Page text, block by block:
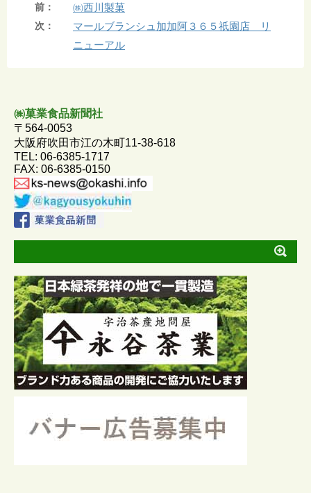
c
o
k
n
e
前： ㈱西川製菓
次：
マールブランシュ加加阿３６５祇園店 リ
ニューアル
㈱菓業食品新聞社
〒564-0053
大阪府吹田市江の木町11-38-618
TEL: 06-6385-1717
FAX: 06-6385-0150